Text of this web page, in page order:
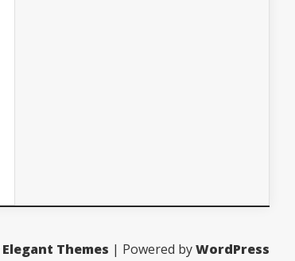
Elegant Themes | Powered byWordPress